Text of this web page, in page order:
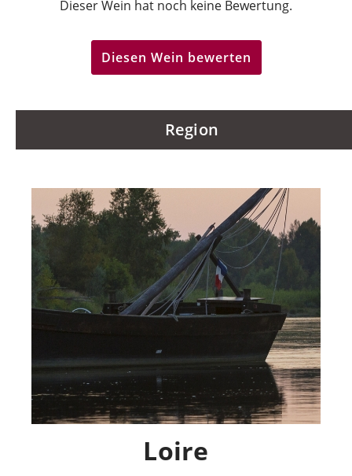
Dieser Wein hat noch keine Bewertung.
Diesen Wein bewerten
Region
Loire